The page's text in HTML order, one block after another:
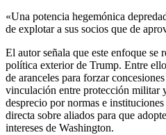
«Una potencia hegemónica
de explotar a sus socios que de
El autor señala que este enfoque se
política exterior de Trump. Entre
de aranceles para forzar
vinculación entre protección militar
desprecio por normas e
directa sobre aliados para que
intereses de Washington.